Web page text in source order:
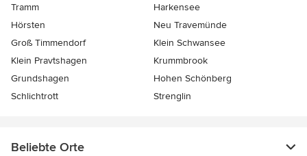
Tramm
Harkensee
Hörsten
Neu Travemünde
Groß Timmendorf
Klein Schwansee
Klein Pravtshagen
Krummbrook
Grundshagen
Hohen Schönberg
Schlichtrott
Strenglin
Beliebte Orte